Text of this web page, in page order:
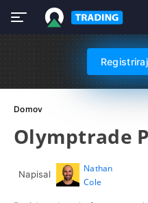
Domov
Olymptrade
Napisal
Nathan
Cole